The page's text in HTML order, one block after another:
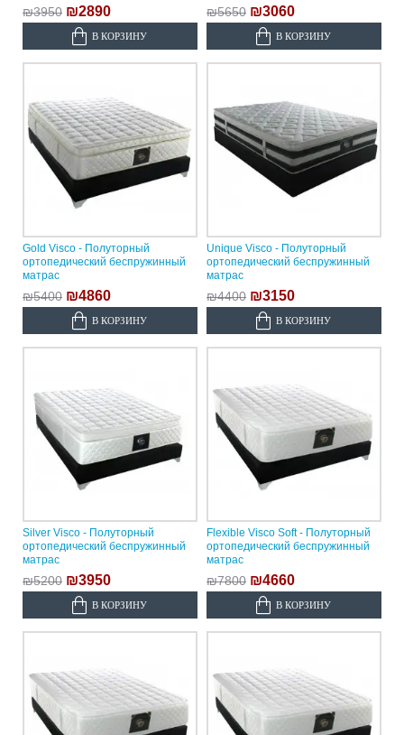
₪3950 ₪2890
В КОРЗИНУ
₪5650 ₪3060
В КОРЗИНУ
Gold Visco - Полуторный
ортопедический беспружинный
матрас
₪5400 ₪4860
В КОРЗИНУ
Unique Visco - Полуторный
ортопедический беспружинный
матрас
₪4400 ₪3150
В КОРЗИНУ
Silver Visco - Полуторный
ортопедический беспружинный
матрас
₪5200 ₪3950
В КОРЗИНУ
Flexible Visco Soft - Полуторный
ортопедический беспружинный
матрас
₪7800 ₪4660
В КОРЗИНУ